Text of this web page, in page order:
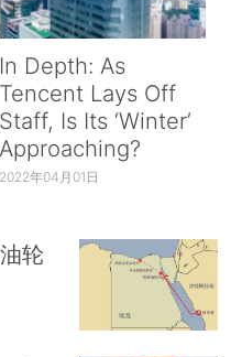
In Depth: As
Tencent Lays Off
Staff, Is Its ‘Winter’
Approaching?
2022年04月01日
轮